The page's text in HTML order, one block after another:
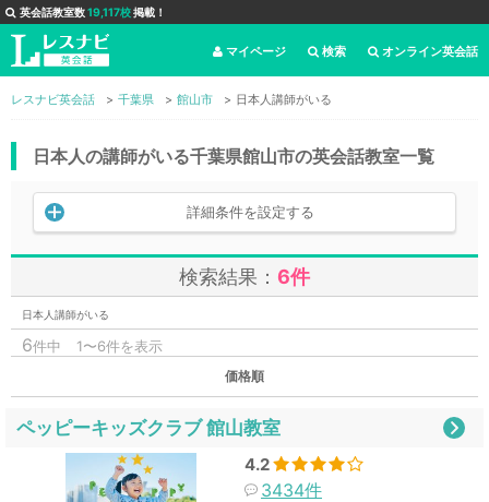
英会話教室数19,117校掲載！
オンライン英会話
検索
マイページ
レスナビ英会話 千葉県 館山市 日本人講師がいる
日本人の講師がいる千葉県館山市の英会話教室一覧
詳細条件を設定する
検索結果： 6件
日本人講師がいる
6件中 1〜6件を表示
価格順
ペッピーキッズクラブ 館山教室
4.2
3434件